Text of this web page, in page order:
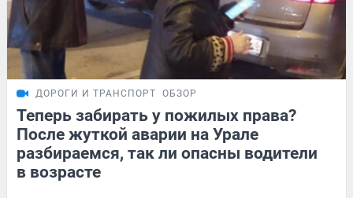
ДОРОГИ И ТРАНСПОРТ ОБЗОР
Теперь забирать у пожилых права?
После жуткой аварии на Урале
разбираемся, так ли опасны водители
в возрасте